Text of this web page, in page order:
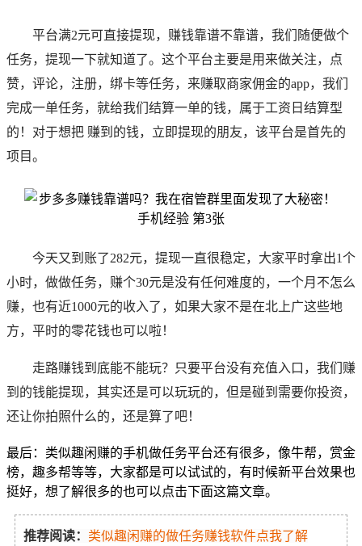
平台满2元可直接提现，赚钱靠谱不靠谱，我们随便做个
任务，提现一下就知道了。这个平台主要是用来做关注，点
赞，评论，注册，绑卡等任务，来赚取商家佣金的app，我们
完成一单任务，就给我们结算一单的钱，属于工资日结算型
的！对于想把 赚到的钱，立即提现的朋友，该平台是首先的
项目。
今天又到账了282元，提现一直很稳定，大家平时拿出1个
小时，做做任务，赚个30元是没有任何难度的，一个月不怎么
赚，也有近1000元的收入了，如果大家不是在北上广这些地
方，平时的零花钱也可以啦！
走路赚钱到底能不能玩？只要平台没有充值入口，我们赚
到的钱能提现，其实还是可以玩玩的，但是碰到需要你投资，
还让你拍照什么的，还是算了吧！
最后：类似趣闲赚的手机做任务平台还有很多，像牛帮，赏金
榜，趣多帮等等，大家都是可以试试的，有时候新平台效果也
挺好，想了解很多的也可以点击下面这篇文章。
推荐阅读： 类似趣闲赚的做任务赚钱软件点我了解